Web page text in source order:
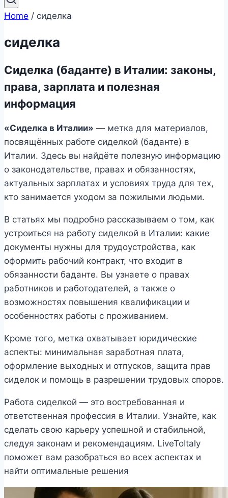
Home / сиделка
сиделка
Сиделка (баданте) в Италии: законы,
права, зарплата и полезная
информация
«Сиделка в Италии» — метка для материалов,
посвящённых работе сиделкой (баданте) в
Италии. Здесь вы найдёте полезную информацию
о законодательстве, правах и обязанностях,
актуальных зарплатах и условиях труда для тех,
кто занимается уходом за пожилыми людьми.
В статьях мы подробно рассказываем о том, как
устроиться на работу сиделкой в Италии: какие
документы нужны для трудоустройства, как
оформить рабочий контракт, что входит в
обязанности баданте. Вы узнаете о правах
работников и работодателей, а также о
возможностях повышения квалификации и
особенностях работы с проживанием.
Кроме того, метка охватывает юридические
аспекты: минимальная заработная плата,
оформление выходных и отпусков, защита прав
сиделок и помощь в разрешении трудовых споров.
Работа сиделкой — это востребованная и
ответственная профессия в Италии. Узнайте, как
сделать свою карьеру успешной и стабильной,
следуя законам и рекомендациям. LiveToItaly
поможет вам разобраться во всех аспектах и
найти оптимальные решения